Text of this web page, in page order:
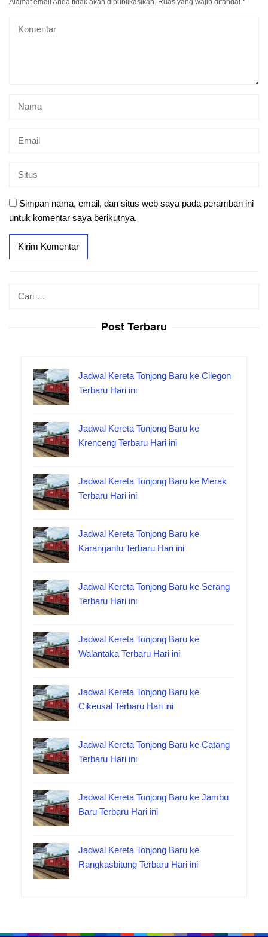
Alamat email Anda tidak akan dipublikasikan. Ruas yang wajib ditandai *
Simpan nama, email, dan situs web saya pada peramban ini
untuk komentar saya berikutnya.
Post Terbaru
Jadwal Kereta Tonjong Baru ke Cilegon
Terbaru Hari ini
Jadwal Kereta Tonjong Baru ke
Krenceng Terbaru Hari ini
Jadwal Kereta Tonjong Baru ke Merak
Terbaru Hari ini
Jadwal Kereta Tonjong Baru ke
Karangantu Terbaru Hari ini
Jadwal Kereta Tonjong Baru ke Serang
Terbaru Hari ini
Jadwal Kereta Tonjong Baru ke
Walantaka Terbaru Hari ini
Jadwal Kereta Tonjong Baru ke
Cikeusal Terbaru Hari ini
Jadwal Kereta Tonjong Baru ke Catang
Terbaru Hari ini
Jadwal Kereta Tonjong Baru ke Jambu
Baru Terbaru Hari ini
Jadwal Kereta Tonjong Baru ke
Rangkasbitung Terbaru Hari ini